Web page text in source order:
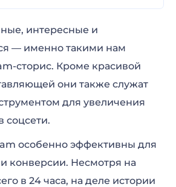
для соцсетей»
интересные и
— именно такими нам
сторис. Кроме красивой
они также служат
для увеличения
соцсети.
особенно эффективны для
конверсии. Несмотря на
в 24 часа, на деле истории